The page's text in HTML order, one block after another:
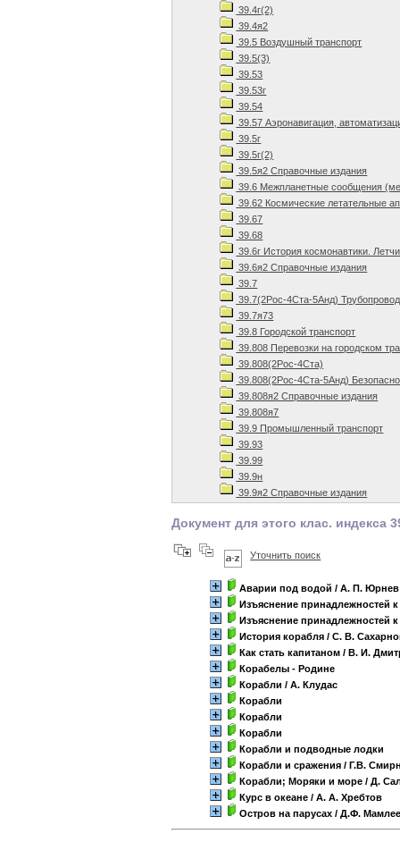
39.4г(2)
39.4я2
39.5 Воздушный транспорт
39.5(3)
39.53
39.53г
39.54
39.57 Аэронавигация,
39.5г
39.5г(2)
39.5я2 Справочные издания
39.6 Межпланетные сообщения
39.62 Космические летательные
39.67
39.68
39.6г История космонавтики.
39.6я2 Справочные издания
39.7
39.7(2Рос-4Ста-5Анд)
39.7я73
39.8 Городской транспорт
39.808 Перевозки на городском
39.808(2Рос-4Ста)
39.808(2Рос-4Ста-5Анд)
39.808я2 Справочные издания
39.808я7
39.9 Промышленный транспорт
39.93
39.99
39.9н
39.9я2 Справочные издания
Документ для этого клас. индекса
Уточнить поиск
Аварии под водой / А. П. Юрнев
Изъяснение принадлежностей
Изъяснение принадлежностей
История корабля / С. В.
Как стать капитаном / В. И.
Корабелы - Родине
Корабли / А. Клудас
Корабли
Корабли
Корабли
Корабли и подводные лодки
Корабли и сражения / Г.В.
Корабли; Моряки и море / Д.
Курс в океане / А. А. Хребтов
Остров на парусах / Д.Ф.